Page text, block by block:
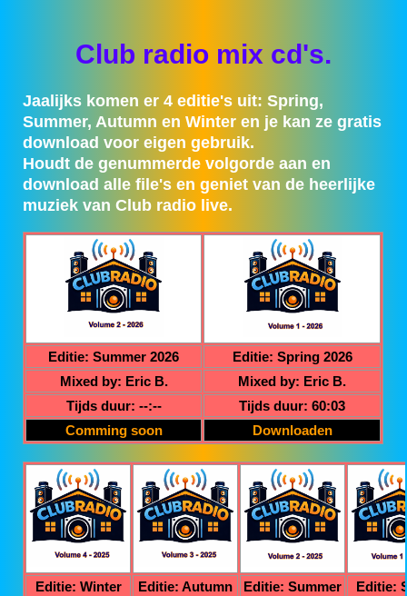
Club radio mix cd's.
Jaalijks komen er 4 editie's uit: Spring,
Summer, Autumn en Winter en je kan ze gratis
download voor eigen gebruik.
Houdt de genummerde volgorde aan en
download alle file's en geniet van de heerlijke
muziek van Club radio live.
Editie: Summer 2026
Editie: Spring 2026
Mixed by: Eric B.
Mixed by: Eric B.
Tijds duur: --:--
Tijds duur: 60:03
Comming soon
Downloaden
Editie: Winter
Editie: Autumn
Editie: Summer
Editie: